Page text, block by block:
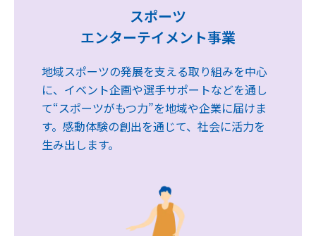
スポーツ
エンターテイメント事業
地域スポーツの発展を支える取り組みを中心
に、イベント企画や選手サポートなどを通し
て“スポーツがもつ力”を地域や企業に届けま
す。感動体験の創出を通じて、社会に活力を
生み出します。